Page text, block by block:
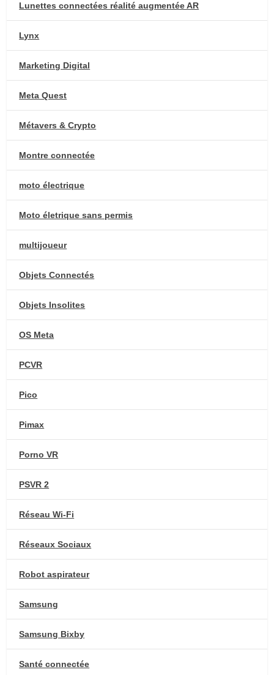
Lunettes connectées réalité augmentée AR
Lynx
Marketing Digital
Meta Quest
Métavers & Crypto
Montre connectée
moto électrique
Moto életrique sans permis
multijoueur
Objets Connectés
Objets Insolites
OS Meta
PCVR
Pico
Pimax
Porno VR
PSVR 2
Réseau Wi-Fi
Réseaux Sociaux
Robot aspirateur
Samsung
Samsung Bixby
Santé connectée